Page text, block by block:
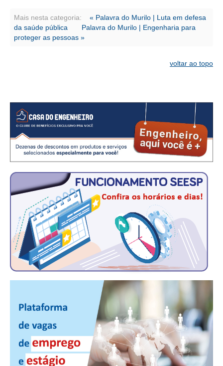
JORNAL DO ENGENHEIRO
FOTOS
PUBLICAÇÕES
PUBLICIDADE
MANUAL DE REDAÇÃO
RELEASES
CONTATO
CADASTRO
ASSOCIE-SE
Mais nesta categoria:
« Palavra do Murilo | Luta em defesa
da saúde pública
Palavra do Murilo | Engenharia para
proteger as pessoas »
voltar ao topo